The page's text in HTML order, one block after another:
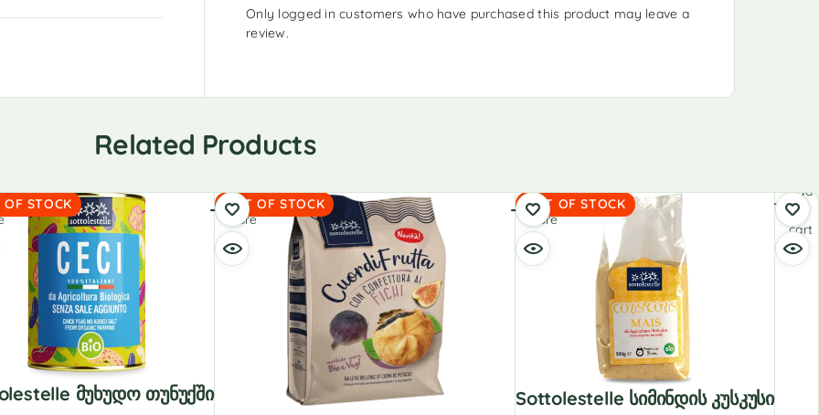
Only logged in customers who have purchased this product may leave a
review.
Related Products
OF STOCK
Მუხუდო Თუნუქში
OUT OF STOCK
Read
more
OUT OF STOCK
Sottolestelle Სიმინდის Კუსკუსი
Read
more
Add
to
cart